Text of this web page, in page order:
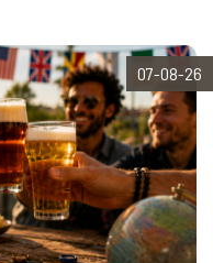
07-08-26